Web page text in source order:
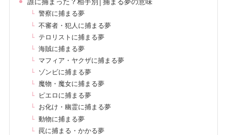
誰に捕まった？相手別│捕まる夢の意味
警察に捕まる夢
不審者・犯人に捕まる夢
テロリストに捕まる夢
海賊に捕まる夢
マフィア・ヤクザに捕まる夢
ゾンビに捕まる夢
魔物・魔女に捕まる夢
ピエロに捕まる夢
お化け・幽霊に捕まる夢
動物に捕まる夢
罠に捕まる・かかる夢